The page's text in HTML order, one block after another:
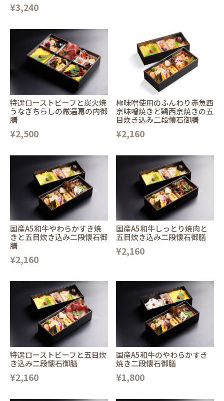
¥3,240
特選ローストビーフと炭火焼
うなぎちらしの厳選幕の内御
膳
¥2,500
極味噌使用のふんわり赤魚西
京味噌焼きと鶏西京焼きの五
目炊き込み二段懐石御膳
¥2,160
国産A5和牛やわらかすき焼
きと五目炊き込み二段懐石御
膳
¥2,160
国産A5和牛しっとり焼肉と
五目炊き込み二段懐石御膳
¥2,160
特選ローストビーフと五目炊
き込み二段懐石御膳
¥2,160
国産A5和牛のやわらかすき
焼き二段懐石御膳
¥1,800